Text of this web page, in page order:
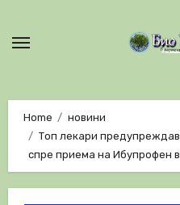
Home
новини
Топ лекари
спре приема на Ибупрофен